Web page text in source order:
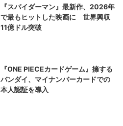
『スパイダーマン』最新作、2026年
で最もヒットした映画に 世界興収
11億ドル突破
『ONE PIECEカードゲーム』擁する
バンダイ、マイナンバーカードでの
本人認証を導入